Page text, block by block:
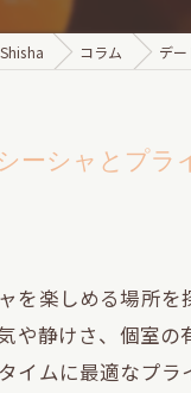
コラム デ
ーシャとプラ
楽しめる場所
静けさ、個室
ムに最適なプ